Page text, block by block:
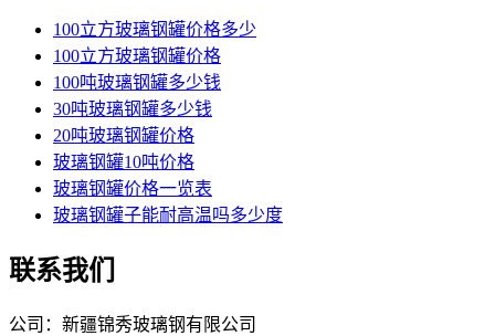
100立方玻璃钢罐价格多少
100立方玻璃钢罐价格
100吨玻璃钢罐多少钱
30吨玻璃钢罐多少钱
20吨玻璃钢罐价格
玻璃钢罐10吨价格
玻璃钢罐价格一览表
玻璃钢罐子能耐高温吗多少度
联系我们
公司：新疆锦秀玻璃钢有限公司